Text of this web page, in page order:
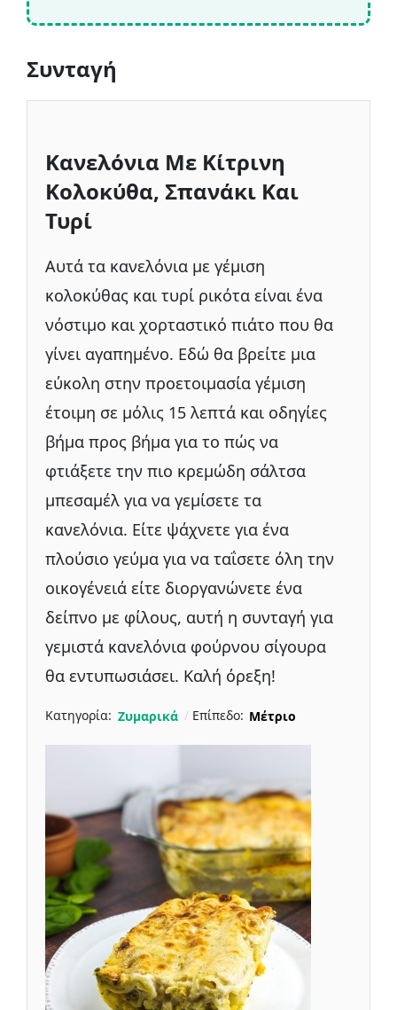
Συνταγή
Κανελόνια Με Κίτρινη
Κολοκύθα, Σπανάκι Και
Τυρί
Αυτά τα κανελόνια με γέμιση
κολοκύθας και τυρί ρικότα είναι ένα
νόστιμο και χορταστικό πιάτο που θα
γίνει αγαπημένο. Εδώ θα βρείτε μια
εύκολη στην προετοιμασία γέμιση
έτοιμη σε μόλις 15 λεπτά και οδηγίες
βήμα προς βήμα για το πώς να
φτιάξετε την πιο κρεμώδη σάλτσα
μπεσαμέλ για να γεμίσετε τα
κανελόνια. Είτε ψάχνετε για ένα
πλούσιο γεύμα για να ταΐσετε όλη την
οικογένειά είτε διοργανώνετε ένα
δείπνο με φίλους, αυτή η συνταγή για
γεμιστά κανελόνια φούρνου σίγουρα
θα εντυπωσιάσει. Καλή όρεξη!
Κατηγορία: Ζυμαρικά Επίπεδο: Μέτριο